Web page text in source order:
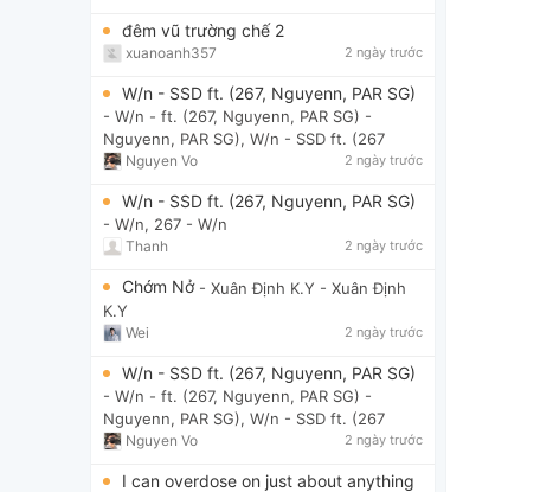
đêm vũ trường chế 2
xuanoanh357 2 ngày trước
W/n - SSD ft. (267, Nguyenn, PAR SG)
- W/n - ft. (267, Nguyenn, PAR SG) -
Nguyenn, PAR SG), W/n - SSD ft. (267
Nguyen Vo 2 ngày trước
W/n - SSD ft. (267, Nguyenn, PAR SG)
- W/n, 267 - W/n
Thanh 2 ngày trước
Chớm Nở - Xuân Định K.Y - Xuân Định
K.Y
Wei 2 ngày trước
W/n - SSD ft. (267, Nguyenn, PAR SG)
- W/n - ft. (267, Nguyenn, PAR SG) -
Nguyenn, PAR SG), W/n - SSD ft. (267
Nguyen Vo 2 ngày trước
I can overdose on just about anything